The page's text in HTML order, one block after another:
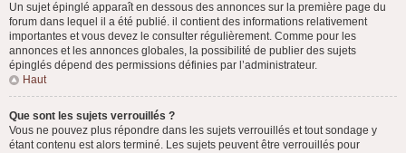
Un sujet épinglé apparaît en dessous des annonces sur la première page du
forum dans lequel il a été publié. il contient des informations relativement
importantes et vous devez le consulter régulièrement. Comme pour les
annonces et les annonces globales, la possibilité de publier des sujets
épinglés dépend des permissions définies par l’administrateur.
Haut
Que sont les sujets verrouillés ?
Vous ne pouvez plus répondre dans les sujets verrouillés et tout sondage y
étant contenu est alors terminé. Les sujets peuvent être verrouillés pour